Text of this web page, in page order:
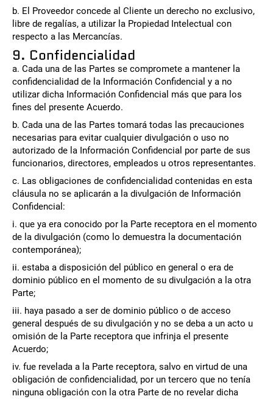
b. El Proveedor concede al Cliente un derecho no exclusivo,
libre de regalías, a utilizar la Propiedad Intelectual con
respecto a las Mercancías.
9. Confidencialidad
a. Cada una de las Partes se compromete a mantener la
confidencialidad de la Información Confidencial y a no
utilizar dicha Información Confidencial más que para los
fines del presente Acuerdo.
b. Cada una de las Partes tomará todas las precauciones
necesarias para evitar cualquier divulgación o uso no
autorizado de la Información Confidencial por parte de sus
funcionarios, directores, empleados u otros representantes.
c. Las obligaciones de confidencialidad contenidas en esta
cláusula no se aplicarán a la divulgación de Información
Confidencial:
i. que ya era conocido por la Parte receptora en el momento
de la divulgación (como lo demuestra la documentación
contemporánea);
ii. estaba a disposición del público en general o era de
dominio público en el momento de su divulgación a la otra
Parte;
iii. haya pasado a ser de dominio público o de acceso
general después de su divulgación y no se deba a un acto u
omisión de la Parte receptora que infrinja el presente
Acuerdo;
iv. fue revelada a la Parte receptora, salvo en virtud de una
obligación de confidencialidad, por un tercero que no tenía
ninguna obligación con la otra Parte de no revelar dicha